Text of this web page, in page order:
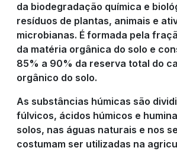
da biodegradação química e
resíduos de plantas, animais e
microbianas. É formada pela
da matéria orgânica do solo e
85% a 90% da reserva total do
orgânico do solo.
As substâncias húmicas são
fúlvicos, ácidos húmicos e
solos, nas águas naturais e nos
costumam ser utilizadas na